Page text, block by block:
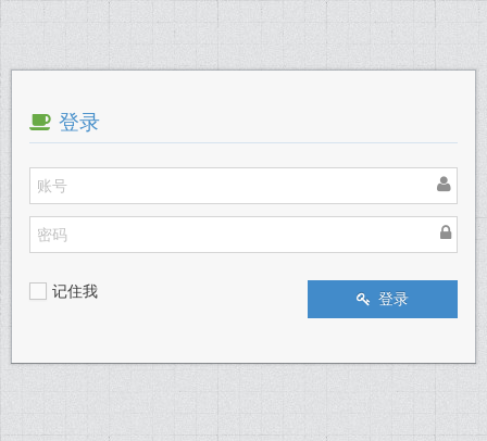
登录
记住我 登录